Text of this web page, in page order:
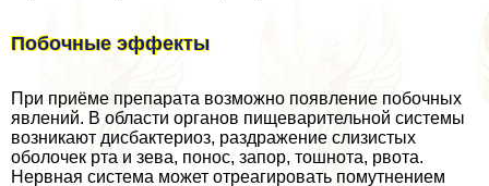
Побочные эффекты
При приёме препарата возможно появление побочных
явлений. В области органов пищеварительной системы
возникают дисбактериоз, раздражение слизистых
оболочек рта и зева, понос, запор, тошнота, рвота.
Нервная система может отреагировать помутнением